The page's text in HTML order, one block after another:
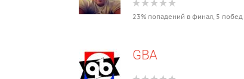
23% попадений в финал, 5 побед
GBA